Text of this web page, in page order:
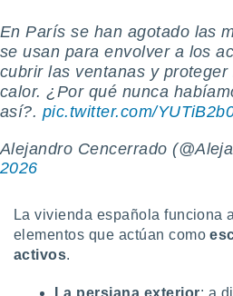
en
de
o acceder
datos
perfiles
En París se han agotado las
se usan para envolver a los
cubrir las ventanas y
calor. ¿Por qué nunca
así?. pic.twitter.com/
Alejandro Cencerrado
2026
La vivienda española funciona
elementos que actúan como
activos.
La persiana exterior: a